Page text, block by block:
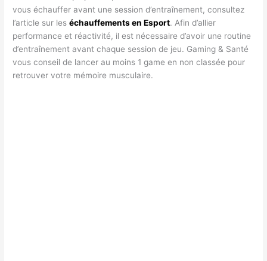
vous échauffer avant une session d’entraînement, consultez
l’article sur leséchauffements en Esport. Afin d’allier
performance et réactivité, il est nécessaire d’avoir une routine
d’entraînement avant chaque session de jeu. Gaming & Santé
vous conseil de lancer au moins 1 game en non classée pour
retrouver votre mémoire musculaire.